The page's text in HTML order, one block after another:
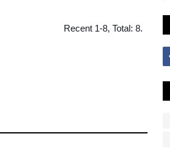
Recent 1-8, Total: 8.